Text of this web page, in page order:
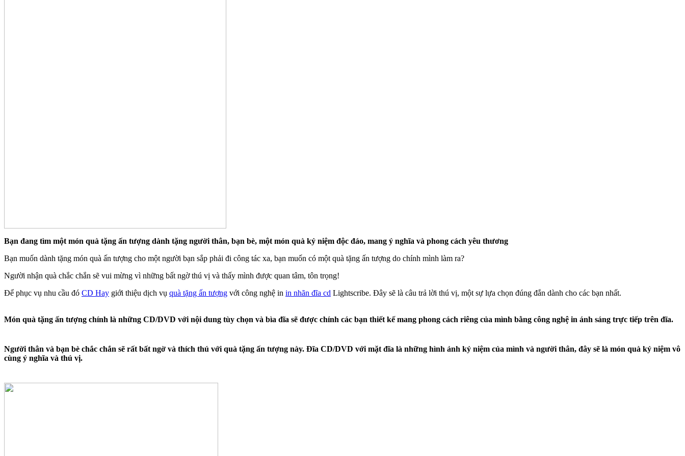
Bạn đang tìm một món quà tặng ấn tượng dành tặng người thân, bạn bè, một món quà kỷ niệm độc đáo, mang ý nghĩa và phong cách yêu thương
Bạn muốn dành tặng món quà ấn tượng cho một người bạn sắp phải đi công tác xa, bạn muốn có một quà tặng ấn tượng do chính mình làm ra?
Người nhận quà chắc chắn sẽ vui mừng vì những bất ngờ thú vị và thấy mình được quan tâm, tôn trọng!
Để phục vụ nhu cầu đó CD Hay giới thiệu dịch vụ quà tặng ấn tượng với công nghệ in in nhãn đĩa cd Lightscribe. Đây sẽ là câu trả lời thú vị, một sự lựa chọn đúng đắn dành cho các bạn nhất.
Món quà tặng ấn tượng chính là những CD/DVD với nội dung tùy chọn và bìa đĩa sẽ được chính các bạn thiết kế mang phong cách riêng của mình bằng công nghệ in ánh sáng trực tiếp trên đĩa.
Người thân và bạn bè chắc chắn sẽ rất bất ngờ và thích thú với quà tặng ấn tượng này. Đĩa CD/DVD với mặt đĩa là những hình ảnh kỷ niệm của mình và người thân, đây sẽ là món quà kỷ niệm vô
cùng ý nghĩa và thú vị.